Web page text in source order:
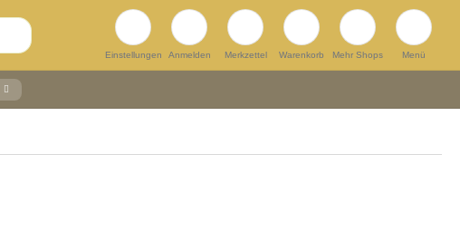
Einstellungen Anmelden Merkzettel Warenkorb Mehr Shops Menü